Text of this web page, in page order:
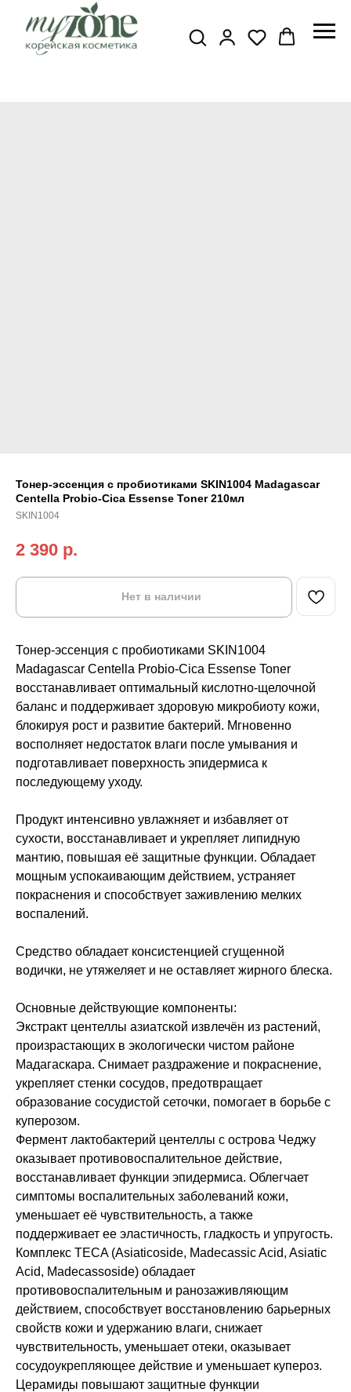
Тонер-эссенция с пробиотиками SKIN1004 Madagascar
Centella Probio-Cica Essense Toner 210мл
SKIN1004
2 390 р.
Нет в наличии
Тонер-эссенция с пробиотиками SKIN1004
Madagascar Centella Probio-Cica Essense Toner
восстанавливает оптимальный кислотно-щелочной
баланс и поддерживает здоровую микробиоту кожи,
блокируя рост и развитие бактерий. Мгновенно
восполняет недостаток влаги после умывания и
подготавливает поверхность эпидермиса к
последующему уходу.
Продукт интенсивно увлажняет и избавляет от
сухости, восстанавливает и укрепляет липидную
мантию, повышая её защитные функции. Обладает
мощным успокаивающим действием, устраняет
покраснения и способствует заживлению мелких
воспалений.
Средство обладает консистенцией сгущенной
водички, не утяжеляет и не оставляет жирного блеска.
Основные действующие компоненты:
Экстракт центеллы азиатской извлечён из растений,
произрастающих в экологически чистом районе
Мадагаскара. Снимает раздражение и покраснение,
укрепляет стенки сосудов, предотвращает
образование сосудистой сеточки, помогает в борьбе с
куперозом.
Фермент лактобактерий центеллы с острова Чеджу
оказывает противовоспалительное действие,
восстанавливает функции эпидермиса. Облегчает
симптомы воспалительных заболеваний кожи,
уменьшает её чувствительность, а также
поддерживает ее эластичность, гладкость и упругость.
Комплекс TECA (Asiaticoside, Madecassic Acid, Asiatic
Acid, Madecassoside) обладает
противовоспалительным и ранозаживляющим
действием, способствует восстановлению барьерных
свойств кожи и удержанию влаги, снижает
чувствительность, уменьшает отеки, оказывает
сосудоукрепляющее действие и уменьшает купероз.
Церамиды повышают защитные функции